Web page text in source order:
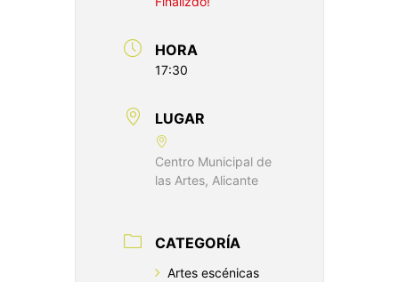
HORA
17:30
LUGAR
Centro Municipal de
las Artes, Alicante
CATEGORÍA
Artes escénicas